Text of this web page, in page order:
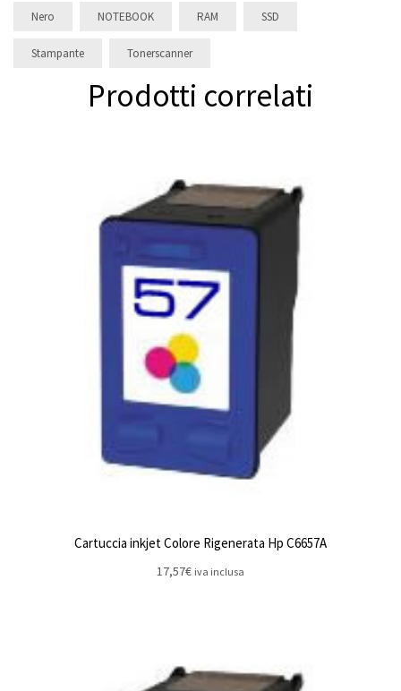
Nero NOTEBOOK RAM SSD
Stampante Tonerscanner
Prodotti correlati
Cartuccia inkjet Colore Rigenerata Hp C6657A
17,57€ iva inclusa